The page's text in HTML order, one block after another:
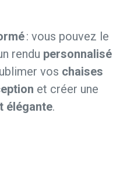
: vous pouvez le
rendu personnalisé
vos chaises
et créer une
élégante.